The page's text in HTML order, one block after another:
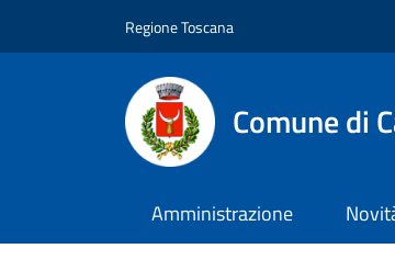
Regione Toscana
Comune di
Amministrazione